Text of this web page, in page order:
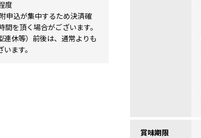
度
申込が集中するため決済確
間を頂く場合がございます。
休等）前後は、通常よりも
ます。
賞味期限